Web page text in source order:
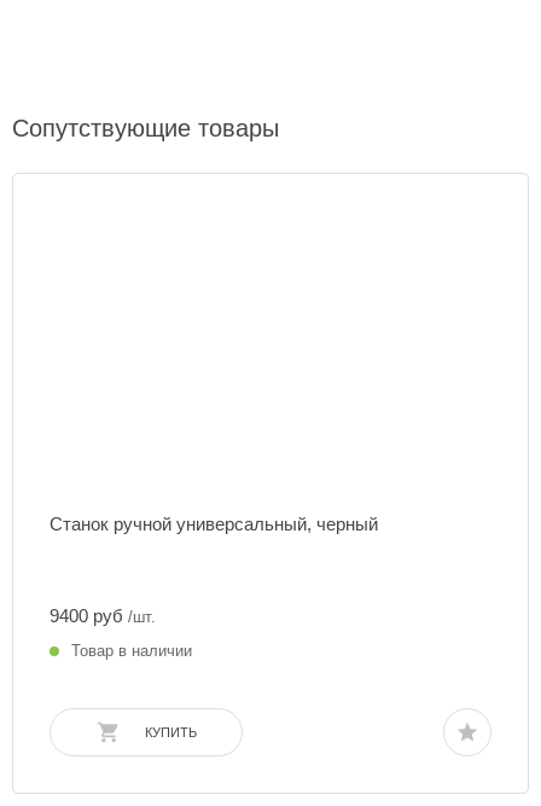
Сопутствующие товары
Станок ручной универсальный, черный
9400 руб /шт.
Товар в наличии
КУПИТЬ